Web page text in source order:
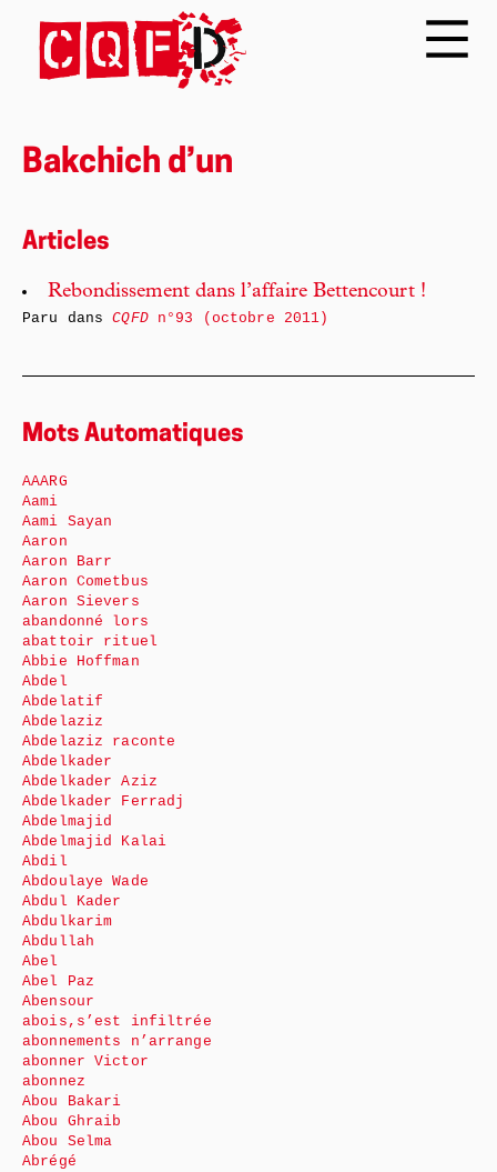
Bakchich d’un
Articles
Rebondissement dans l’affaire Bettencourt !
Paru dansCQFDn°93 (octobre 2011)
Mots Automatiques
AAARG
Aami
Aami Sayan
Aaron
Aaron Barr
Aaron Cometbus
Aaron Sievers
abandonné lors
abattoir rituel
Abbie Hoffman
Abdel
Abdelatif
Abdelaziz
Abdelaziz raconte
Abdelkader
Abdelkader Aziz
Abdelkader Ferradj
Abdelmajid
Abdelmajid Kalai
Abdil
Abdoulaye Wade
Abdul Kader
Abdulkarim
Abdullah
Abel
Abel Paz
Abensour
abois,s’est infiltrée
abonnements n’arrange
abonner Victor
abonnez
Abou Bakari
Abou Ghraib
Abou Selma
Abrégé